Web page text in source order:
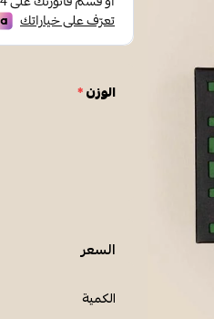
الوزن*
السعر
الكمية